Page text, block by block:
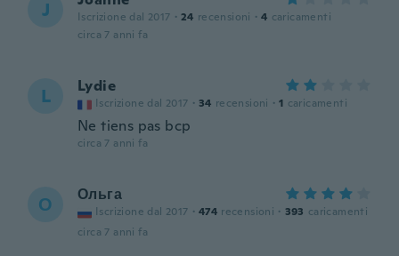
J Iscrizione dal 2017 · 24 recensioni · 4 caricamenti
circa 7 anni fa
L Lydie
Iscrizione dal 2017 · 34 recensioni · 1 caricamenti
Ne tiens pas bcp
circa 7 anni fa
О Ольга
Iscrizione dal 2017 · 474 recensioni · 393 caricamenti
circa 7 anni fa